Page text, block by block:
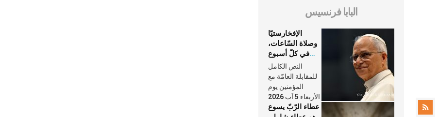
البابا فرنسيس
الإفخارستيّا
وصلاة السّاعات،
في كلّ أسبوع
وكلّ يوم، هما
النَّفَس في حياة
الكنيسة
النص الكامل
للمقابلة العامّة مع
المؤمنين يوم
الأربعاء 5 آب 2026
عطاء الرّبّ يسوع